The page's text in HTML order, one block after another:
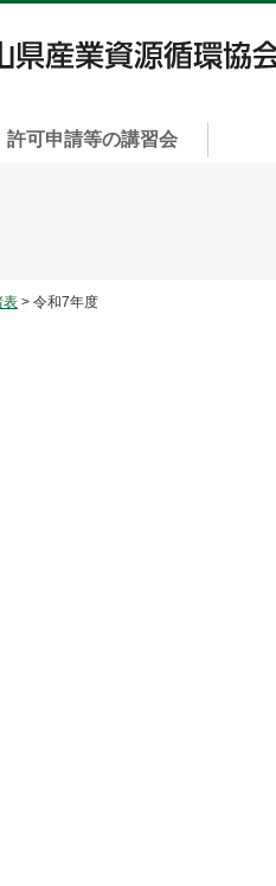
許可申請等の講習会
表 > 令和7年度